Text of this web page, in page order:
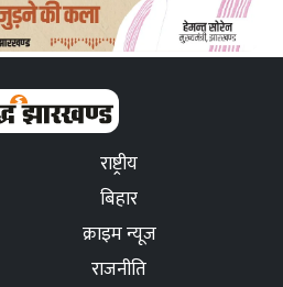
राष्ट्रीय
बिहार
क्राइम न्यूज
राजनीति